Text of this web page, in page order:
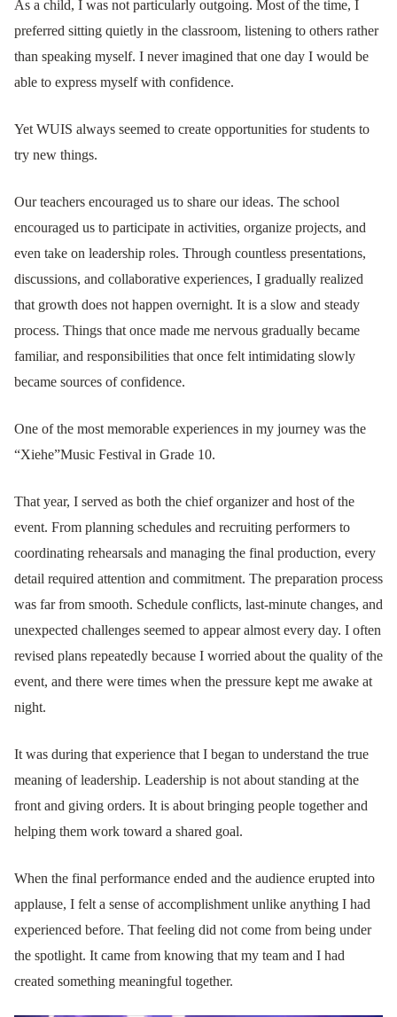
As a child, I was not particularly outgoing. Most of the time, I
preferred sitting quietly in the classroom, listening to others rather
than speaking myself. I never imagined that one day I would be
able to express myself with confidence.
Yet WUIS always seemed to create opportunities for students to
try new things.
Our teachers encouraged us to share our ideas. The school
encouraged us to participate in activities, organize projects, and
even take on leadership roles. Through countless presentations,
discussions, and collaborative experiences, I gradually realized
that growth does not happen overnight. It is a slow and steady
process. Things that once made me nervous gradually became
familiar, and responsibilities that once felt intimidating slowly
became sources of confidence.
One of the most memorable experiences in my journey was the
“Xiehe”Music Festival in Grade 10.
That year, I served as both the chief organizer and host of the
event. From planning schedules and recruiting performers to
coordinating rehearsals and managing the final production, every
detail required attention and commitment. The preparation process
was far from smooth. Schedule conflicts, last-minute changes, and
unexpected challenges seemed to appear almost every day. I often
revised plans repeatedly because I worried about the quality of the
event, and there were times when the pressure kept me awake at
night.
It was during that experience that I began to understand the true
meaning of leadership. Leadership is not about standing at the
front and giving orders. It is about bringing people together and
helping them work toward a shared goal.
When the final performance ended and the audience erupted into
applause, I felt a sense of accomplishment unlike anything I had
experienced before. That feeling did not come from being under
the spotlight. It came from knowing that my team and I had
created something meaningful together.